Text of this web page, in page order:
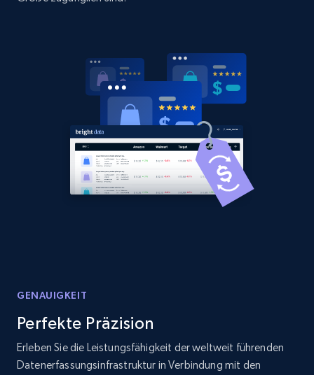
GENAUIGKEIT
Perfekte Präzision
Erleben Sie die Leistungsfähigkeit der weltweit führenden
Datenerfassungsinfrastruktur in Verbindung mit den